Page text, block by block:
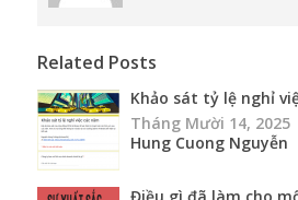
Related Posts
Khảo sát tỷ lệ nghỉ
Tháng Mười 14, 2025
Hung Cuong Nguyễn